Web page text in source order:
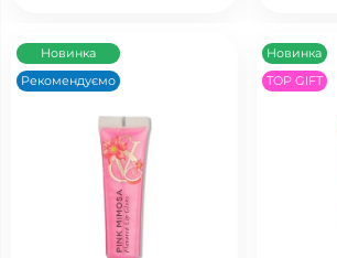
Новинка
Рекомендуємо
Новинка
TOP GIFT